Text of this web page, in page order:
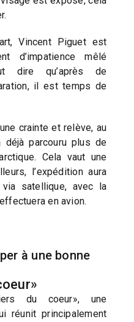
Vincent Piguet est
d’impatience mêlé
dire qu’après de
il est temps de
crainte et relève, au
parcouru plus de
Cela vaut une
l’expédition aura
satellique, avec la
en avion.
à une bonne
du coeur», une
réunit principalement